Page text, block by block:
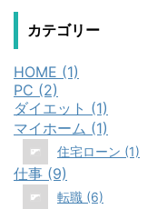
カテゴリー
HOME (1)
PC (2)
ダイエット (1)
マイホーム (1)
住宅ローン (1)
仕事 (9)
転職 (6)